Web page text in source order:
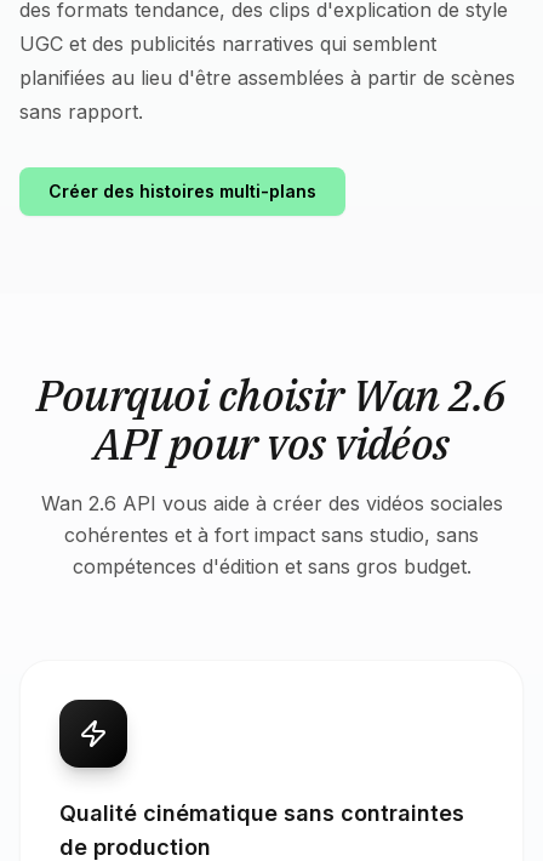
des formats tendance, des clips d'explication de style
UGC et des publicités narratives qui semblent
planifiées au lieu d'être assemblées à partir de scènes
sans rapport.
Créer des histoires multi-plans
Pourquoi choisir Wan 2.6
API pour vos vidéos
Wan 2.6 API vous aide à créer des vidéos sociales
cohérentes et à fort impact sans studio, sans
compétences d'édition et sans gros budget.
Qualité cinématique sans contraintes
de production